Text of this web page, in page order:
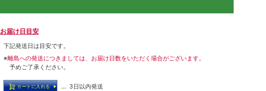
お届け日目安
下記発送日は目安です。
※離島への発送につきましては、お届け日数をいただく場合がございます。
予めご了承ください。
カートに入れる … 3日以内発送